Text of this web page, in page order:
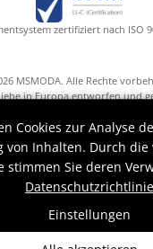
zertifiziert nach ISO
MSMODA. Alle Rechte
in Europa entworfen und
Cookies zur Analyse
von Inhalten. Durch
stimmen Sie deren
Datenschutzrichtlinie
Einstellungen